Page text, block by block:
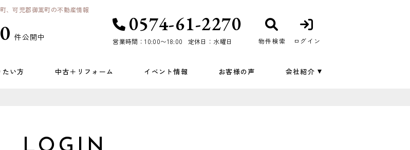
、可児郡御嵩町の不動産情報
件公開中
0574-61-2270
営業時間：10:00〜18:00 定休日：水曜日 物件検索 ログイン
たい方 中古＋リフォーム イベント情報 お客様の声 会社紹介